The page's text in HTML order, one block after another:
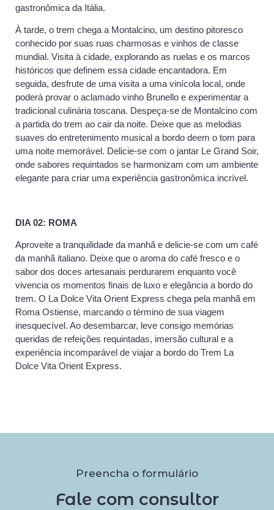
gastronômica da Itália.
À tarde, o trem chega a Montalcino, um destino pitoresco
conhecido por suas ruas charmosas e vinhos de classe
mundial. Visita à cidade, explorando as ruelas e os marcos
históricos que definem essa cidade encantadora. Em
seguida, desfrute de uma visita a uma vinícola local, onde
poderá provar o aclamado vinho Brunello e experimentar a
tradicional culinária toscana. Despeça-se de Montalcino com
a partida do trem ao cair da noite. Deixe que as melodias
suaves do entretenimento musical a bordo deem o tom para
uma noite memorável. Delicie-se com o jantar Le Grand Soir,
onde sabores requintados se harmonizam com um ambiente
elegante para criar uma experiência gastronômica incrível.
DIA 02: ROMA
Aproveite a tranquilidade da manhã e delicie-se com um café
da manhã italiano. Deixe que o aroma do café fresco e o
sabor dos doces artesanais perdurarem enquanto você
vivencia os momentos finais de luxo e elegância a bordo do
trem. O La Dolce Vita Orient Express chega pela manhã em
Roma Ostiense, marcando o término de sua viagem
inesquecível. Ao desembarcar, leve consigo memórias
queridas de refeições requintadas, imersão cultural e a
experiência incomparável de viajar a bordo do Trem La
Dolce Vita Orient Express.
Preencha o formulário
Fale com consultor